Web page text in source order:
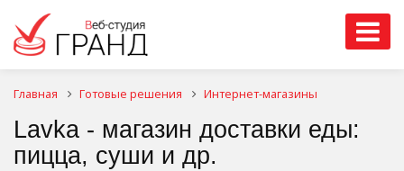
Главная Готовые решения Интернет-магазины
Lavka - магазин доставки еды:
пицца, суши и др.